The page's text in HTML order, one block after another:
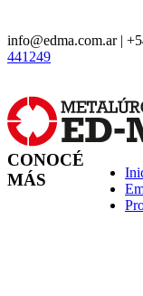
info@edma.com.ar|
441249
CONOCÉ
MÁS